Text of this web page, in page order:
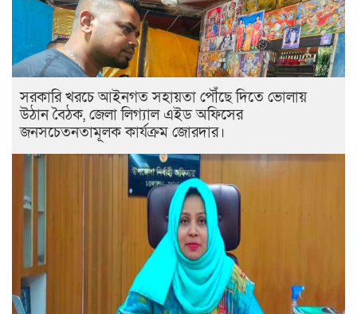
সরকারি খরচে আইনগত সহায়তা পৌঁছে দিতে ভোলায়
উঠান বৈঠক, জেলা লিগ্যাল এইড অফিসের
জনসচেতনতামূলক কার্যক্রম জোরদার।